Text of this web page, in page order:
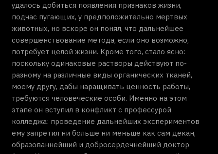
удалось добиться появления признаков жизни,
подчас пугающих, у предположительно мертвых
животных, но вскоре он понял, что дальнейшее
совершенствование метода, если оно возможно,
потребует целой жизни. Кроме того, стало ясно:
поскольку одинаковые растворы действуют по-
разному на различные виды органических тканей,
моему другу, дабы наращивать ценность работы,
требуются человеческие особи. Именно на этом
этапе он вступил в конфликт с профессурой
колледжа: проведение дальнейших экспериментов
ему запретил ни больше ни меньше как сам декан,
образованнейший и добросердечнейший доктор